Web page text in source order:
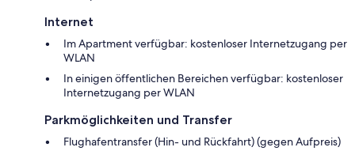
Internet
Im Apartment verfügbar: kostenloser Internetzugang per
WLAN
In einigen öffentlichen Bereichen verfügbar: kostenloser
Internetzugang per WLAN
Parkmöglichkeiten und Transfer
Flughafentransfer (Hin- und Rückfahrt) (gegen Aufpreis)